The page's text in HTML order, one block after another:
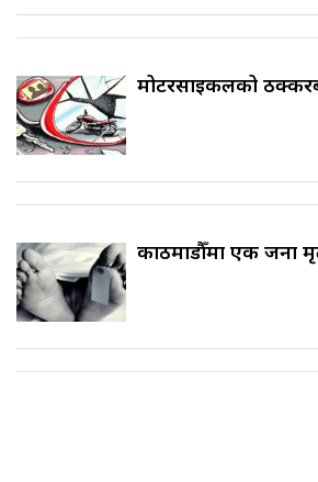
मोटरसाइकलको
काठमाडौँमा एक जना